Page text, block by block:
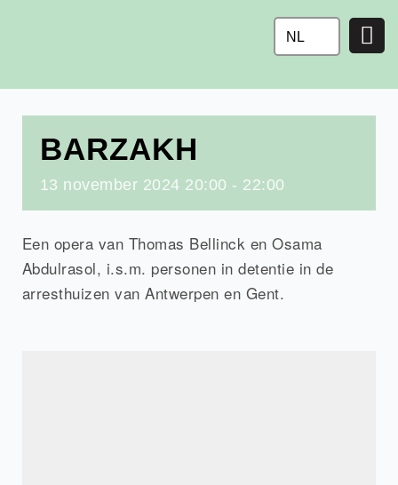
NL
BARZAKH
13 november 2024 20:00 - 22:00
Een opera van Thomas Bellinck en Osama
Abdulrasol, i.s.m. personen in detentie in de
arresthuizen van Antwerpen en Gent.